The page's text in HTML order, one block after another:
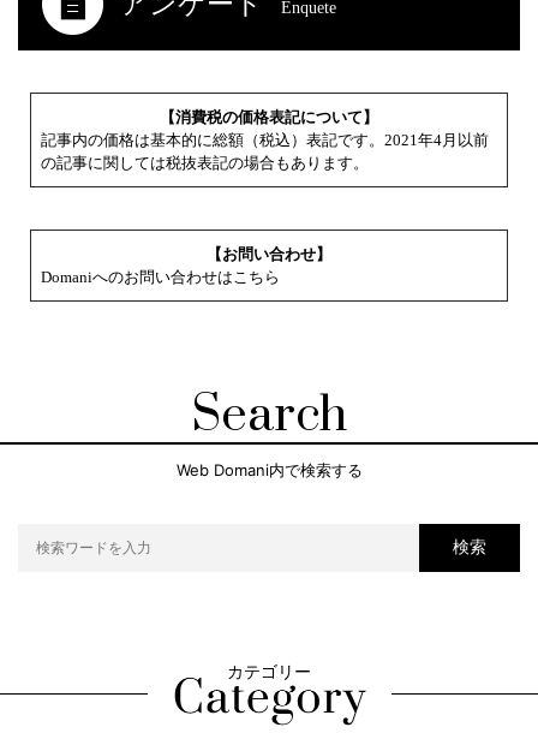
Enquete
【消費税の価格表記について】
記事内の価格は基本的に総額（税込）表記です。2021年4月以前
の記事に関しては税抜表記の場合もあります。
【お問い合わせ】
Domaniへのお問い合わせはこちら
Search
Web Domani内で検索する
検索
カテゴリー